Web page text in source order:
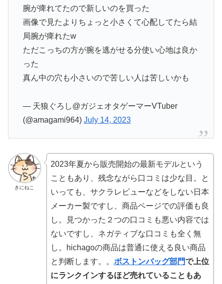
腕が痺れてたので新しいのを買った
画像で見たよりちょっと小さくて心配してたら結
局腕が痺れたw
ただこっちの方が腕を逃がせる分使い心地は良か
った
真ん中の穴も小さいので苦しい人は苦しいかも
— 天狼ぐろし@ガジェオタゲーマーVTuber
(@amagami964) July 14, 2023
きにねこ
2023年夏から販売開始の最新モデルという
こともあり、残念ながら口コミは少な目。と
いっても、サクラレビューなどをしない日本
メーカー製ですし、商品ページでの評価も良
し。見つかった２つの口コミも悪い内容では
ないですし、ネガティブな口コミも全く無
し。hichagoの商品は普通に使える良い商品
と判断します。。 ボストンバッグ部門で上位
にランクインするほど売れていることもあ